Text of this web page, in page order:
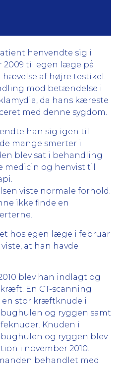
henvendte sig i
2009 til egen læge på
af højre testikel.
mod betændelse i
da hans kæreste
med denne sygdom.
han sig igen til
mange smerter i
blev sat i behandling
medicin og henvist til
viste normale forhold.
ikke finde en
hos egen læge i februar
at han havde
blev han indlagt og
En CT-scanning
en stor kræftknude i
og ryggen samt
Knuden i
og ryggen blev
i november 2010.
behandlet med